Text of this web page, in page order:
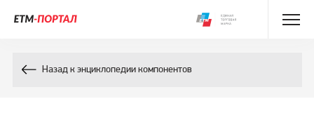
Назад к энциклопедии компонентов